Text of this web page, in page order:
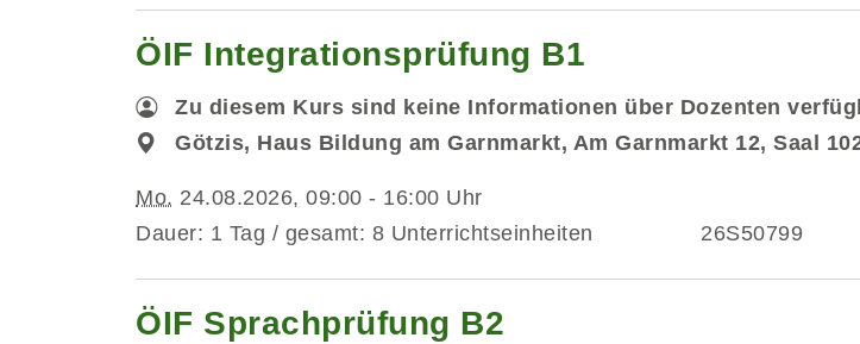
ÖIF Integrationsprüfung B1
Zu diesem Kurs sind keine Informationen über Dozenten
Götzis, Haus Bildung am Garnmarkt, Am Garnmarkt 12, Saal
Mo. 24.08.2026, 09:00 - 16:00 Uhr
Dauer: 1 Tag / gesamt: 8 Unterrichtseinheiten
26S50799
ÖIF Sprachprüfung B2